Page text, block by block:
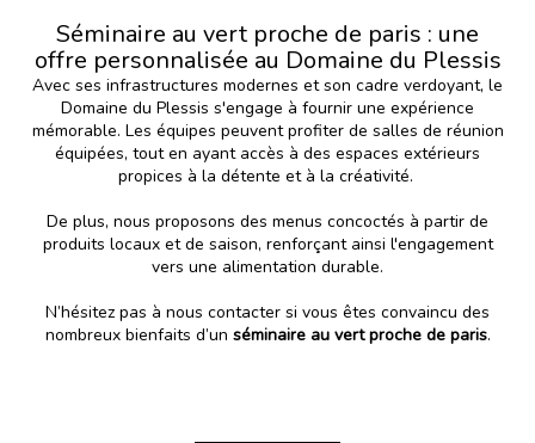
Séminaire au vert proche de paris : une
offre personnalisée au Domaine du Plessis
Avec ses infrastructures modernes et son cadre verdoyant, le
Domaine du Plessis s'engage à fournir une expérience
mémorable. Les équipes peuvent profiter de salles de réunion
équipées, tout en ayant accès à des espaces extérieurs
propices à la détente et à la créativité.
De plus, nous proposons des menus concoctés à partir de
produits locaux et de saison, renforçant ainsi l'engagement
vers une alimentation durable.
N’hésitez pas à nous contacter si vous êtes convaincu des
nombreux bienfaits d’un séminaire au vert proche de paris.